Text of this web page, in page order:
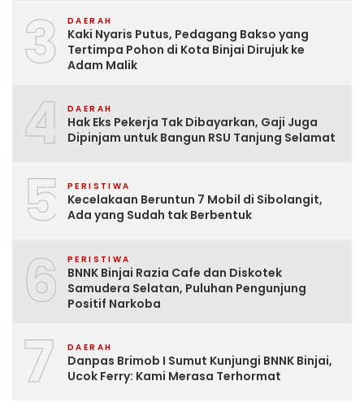
3 DAERAH
Kaki Nyaris Putus, Pedagang Bakso yang
Tertimpa Pohon di Kota Binjai Dirujuk ke
Adam Malik
4 DAERAH
Hak Eks Pekerja Tak Dibayarkan, Gaji Juga
Dipinjam untuk Bangun RSU Tanjung Selamat
5 PERISTIWA
Kecelakaan Beruntun 7 Mobil di Sibolangit,
Ada yang Sudah tak Berbentuk
6 PERISTIWA
BNNK Binjai Razia Cafe dan Diskotek
Samudera Selatan, Puluhan Pengunjung
Positif Narkoba
7 DAERAH
Danpas Brimob I Sumut Kunjungi BNNK Binjai,
Ucok Ferry: Kami Merasa Terhormat